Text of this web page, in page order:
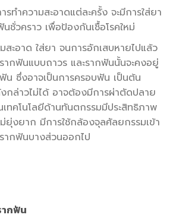
รทำความสะอาดแต่ละครั้ง จะมีการใส่ยา
นชั่วคราว เพื่อป้องกันเชื้อโรคใหม่
สะอาด ใส่ยา จนการอักเสบหายไปแล้ว
กฟันแบบถาวร และรากฟันนั้นจะคงอยู่
น ซึ่งอาจเป็นการครอบฟัน เป็นต้น
กล่าวไม่ได้ อาจต้องมีการผ่าตัดปลาย
ทคโนโลยีด้านทันตกรรมมีประสิทธิภาพ
ยุ่งยาก มีการใช้กล้องจุลศัลยกรรมเข้า
กฟันบางส่วนออกไป
ากฟัน